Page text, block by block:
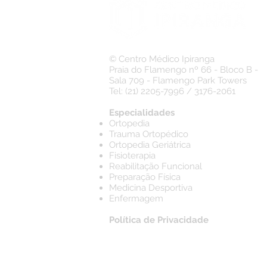
© Centro Médico Ipiranga
Praia do Flamengo nº 66 - Bloco B -
Sala 709 - Flamengo Park Towers
Tel: (21) 2205-7996 / 3176-2061
Especialidades
Ortopedia
Trauma Ortopédico
Ortopedia Geriátrica
Fisioterapia
Reabilitação Funcional
Preparação Física
Medicina Desportiva
Enfermagem
Política de Privacidade